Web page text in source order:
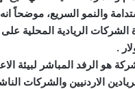
والنمو السريع، موضحاً
الشركات الريادية المحلية
هو الرفد المباشر لبيئة
الاردنيين والشركات